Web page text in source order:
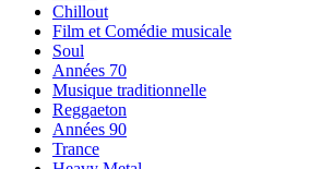
Chillout
Film et Comédie musicale
Soul
Années 70
Musique traditionnelle
Reggaeton
Années 90
Trance